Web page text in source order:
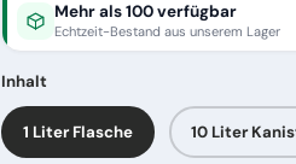
Mehr als 100 verfügbar
Echtzeit-Bestand aus unserem Lager
Inhalt
1 Liter Flasche 10 Liter